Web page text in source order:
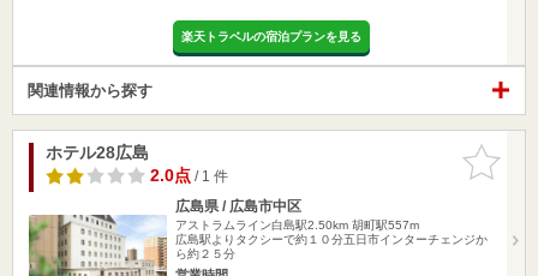
楽天トラベルの宿泊プランを見る
関連情報から探す
お気に入
りに追加
ホテル28広島
2.0点/ 1 件
広島県 / 広島市中区
アストラムライン白島駅2.50km 胡町駅557m
広島駅よりタクシーで約１０分五日市インターチェンジか
ら約２５分